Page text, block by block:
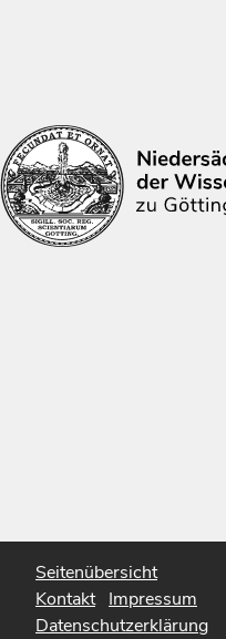
Seitenübersicht
Kontakt Impressum
Datenschutzerklärung